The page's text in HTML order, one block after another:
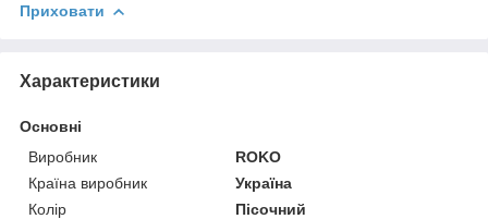
Приховати
Характеристики
Основні
Виробник
ROKO
Країна виробник
Україна
Колір
Пісочний